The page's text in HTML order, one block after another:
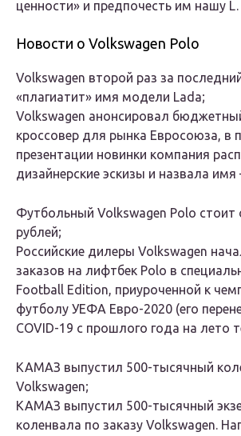
ценности» и предпочесть им нашу
Новости о Volkswagen Polo
Volkswagen второй раз за
«плагиатит» имя модели Lada;
Volkswagen анонсировал
кроссовер для рынка Евросоюза, в
презентации новинки компания
дизайнерские эскизы и назвала
Футбольный Volkswagen Polo стоит
рублей;
Российские дилеры Volkswagen
заказов на лифтбек Polo в
Football Edition, приуроченной к
футболу УЕФА Евро-2020 (его
COVID-19 с прошлого года на лето
КАМАЗ выпустил 500-тысячный
Volkswagen;
КАМАЗ выпустил 500-тысячный
коленвала по заказу Volkswagen.